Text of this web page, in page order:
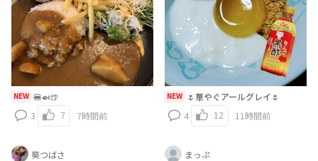
NEW 🍔🍛🍺
3
7 7時間前
NEW 🌷華やぐアールグレイ🌷
4
12 11時間前
葵つばさ まっぷ